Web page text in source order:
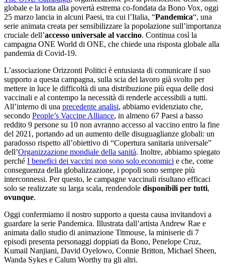
globale e la lotta alla povertà estrema co-fondata da Bono Vox, oggi
25 marzo lancia in alcuni Paesi, tra cui l’Italia, “Pandemica“, una
serie animata creata per sensibilizzare la popolazione sull’importanza
cruciale dell’accesso universale al vaccino. Continua così la
campagna ONE World di ONE, che chiede una risposta globale alla
pandemia di Covid-19.
L’associazione Orizzonti Politici è entusiasta di comunicare il suo
supporto a questa campagna, sulla scia del lavoro già svolto per
mettere in luce le difficoltà di una distribuzione più equa delle dosi
vaccinali e al contempo la necessità di renderle accessibili a tutti.
All’interno di una precedente analisi, abbiamo evidenziato che,
secondo People’s Vaccine Alliance, in almeno 67 Paesi a basso
reddito 9 persone su 10 non avranno accesso al vaccino entro la fine
del 2021, portando ad un aumento delle disuguaglianze globali: un
paradosso rispetto all’obiettivo di “Copertura sanitaria universale”
dell’Organizzazione mondiale della sanità. Inoltre, abbiamo spiegato
perché I benefici dei vaccini non sono solo economici e che, come
conseguenza della globalizzazione, i popoli sono sempre più
interconnessi. Per questo, le campagne vaccinali risultano efficaci
solo se realizzate su larga scala, rendendole disponibili per tutti,
ovunque.
Oggi confermiamo il nostro supporto a questa causa invitandovi a
guardare la serie Pandemica. Illustrata dall’artista Andrew Rae e
animata dallo studio di animazione Titmouse, la miniserie di 7
episodi presenta personaggi doppiati da Bono, Penelope Cruz,
Kumail Nanjiani, David Oyelowo, Connie Britton, Michael Sheen,
Wanda Sykes e Calum Worthy tra gli altri.